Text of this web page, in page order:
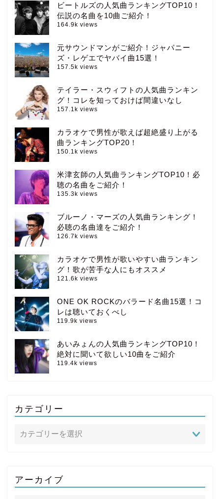
ビートルズの人気曲ランキングTOP10！
伝説の名曲を10曲ご紹介！
164.9k views
元サウンドマンがご紹介！ジャパニー
ズ・レゲエでヤバイ曲15選！
157.5k views
テイラー・スウィフトの人気曲ランキン
グ！コレを知っておけば間違いなし
157.1k views
カラオケで男性が歌えば超絶盛り上がる
曲ランキングTOP20！
150.1k views
米津玄師の人気曲ランキングTOP10！必
聴の名曲をご紹介！
135.3k views
ブルーノ・マーズの人気曲ランキング！
必聴の名曲達をご紹介！
126.7k views
カラオケで男性が歌いやすい曲ランキン
グ！歌が苦手な人にもオススメ
121.6k views
ONE OK ROCKのバラード名曲15選！コ
レは聴いておくべし
119.9k views
あいみょんの人気曲ランキングTOP10！
絶対に聞いて欲しい10曲をご紹介
119.4k views
カテゴリー
アーカイブ